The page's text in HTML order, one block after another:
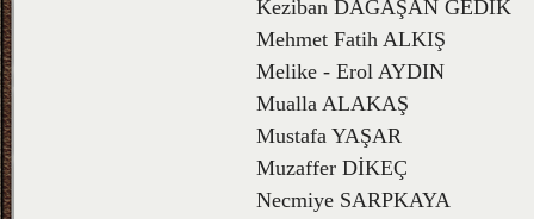
Keziban DAĞAŞAN GEDİK
Mehmet Fatih ALKIŞ
Melike - Erol AYDIN
Mualla ALAKAŞ
Mustafa YAŞAR
Muzaffer DİKEÇ
Necmiye SARPKAYA